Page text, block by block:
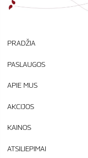
PRADŽIA
PASLAUGOS
APIE MUS
AKCIJOS
KAINOS
ATSILIEPIMAI